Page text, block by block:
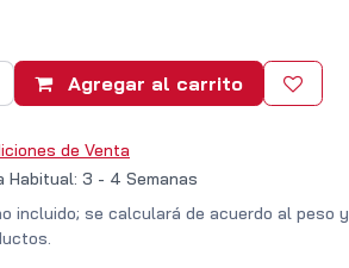
Agregar al carrito
de Venta
Habitual: 3 - 4 Semanas
incluido; se calculará de acuerdo al peso y